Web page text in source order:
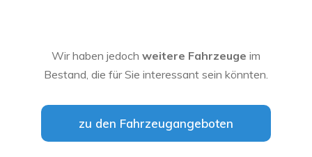
Wir haben jedoch weitere Fahrzeuge im
Bestand, die für Sie interessant sein könnten.
zu den Fahrzeugangeboten